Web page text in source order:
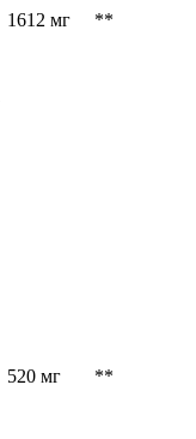
1612 мг **
520 мг **